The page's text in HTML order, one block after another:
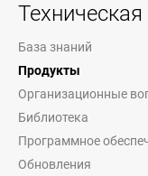
База знаний
Продукты
Организационные
Библиотека
Программное
Обновления